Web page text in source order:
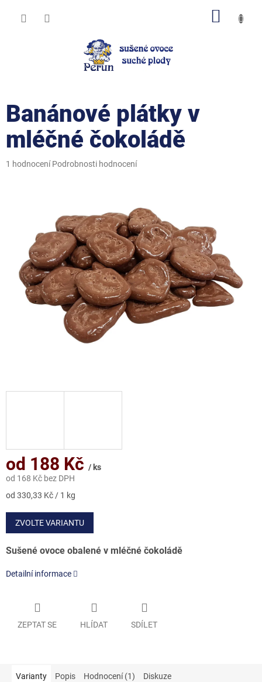
Banánové plátky v
mléčné čokoládě
Průměrné
hvězdiček.
1 hodnocení Podrobnosti hodnocení
od 188 Kč / ks
od 168 Kč bez DPH
Měrná
od 330,33 Kč / 1 kg
ZVOLTE VARIANTU
Sušené ovoce obalené v mléčné čokoládě
Detailní informace
ZEPTAT SE HLÍDAT SDÍLET
Varianty Popis Hodnocení (1) Diskuze